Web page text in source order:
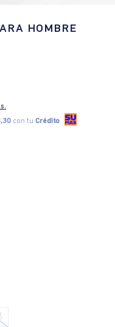
HOMBRE
con tu Crédito